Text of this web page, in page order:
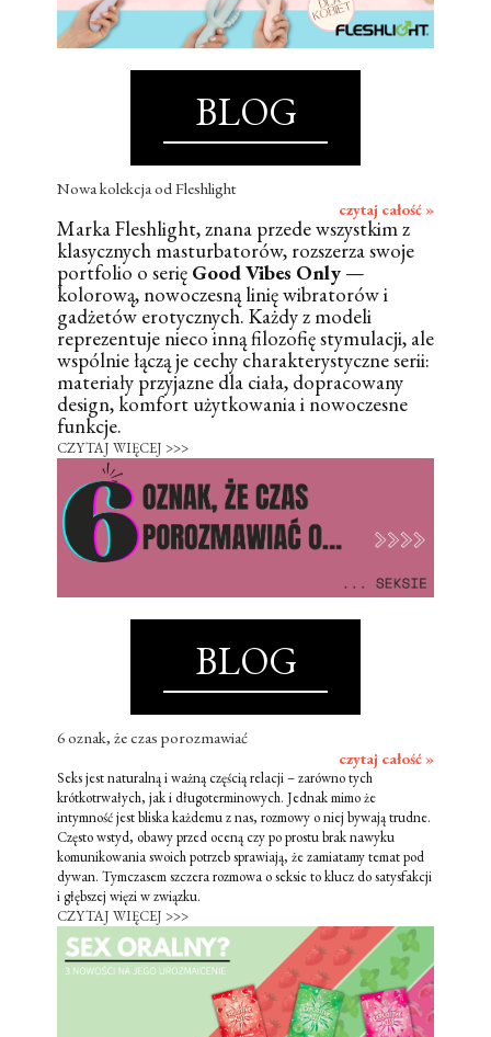
BLOG
Nowa kolekcja od Fleshlight
czytaj całość »
Marka Fleshlight, znana przede wszystkim z
klasycznych masturbatorów, rozszerza swoje
portfolio o serię Good Vibes Only —
kolorową, nowoczesną linię wibratorów i
gadżetów erotycznych. Każdy z modeli
reprezentuje nieco inną filozofię stymulacji, ale
wspólnie łączą je cechy charakterystyczne serii:
materiały przyjazne dla ciała, dopracowany
design, komfort użytkowania i nowoczesne
funkcje.
CZYTAJ WIĘCEJ >>>
BLOG
6 oznak, że czas porozmawiać
czytaj całość »
Seks jest naturalną i ważną częścią relacji – zarówno tych
krótkotrwałych, jak i długoterminowych. Jednak mimo że
intymność jest bliska każdemu z nas, rozmowy o niej bywają trudne.
Często wstyd, obawy przed oceną czy po prostu brak nawyku
komunikowania swoich potrzeb sprawiają, że zamiatamy temat pod
dywan. Tymczasem szczera rozmowa o seksie to klucz do satysfakcji
i głębszej więzi w związku.
CZYTAJ WIĘCEJ >>>